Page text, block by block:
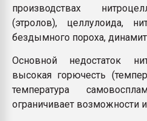
производствах
(этролов), целлулоида,
бездымного пороха,
Основной недостаток
высокая горючесть
температура
ограничивает возможности